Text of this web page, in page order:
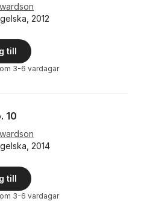
2012
till
3-6 vardagar
10
2014
till
3-6 vardagar